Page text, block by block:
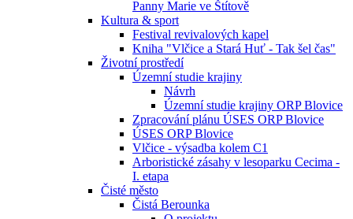
Panny Marie ve Štítově
Kultura & sport
Festival revivalových kapel
Kniha "Vlčice a Stará Huť - Tak šel čas"
Životní prostředí
Územní studie krajiny
Návrh
Územní studie krajiny ORP Blovice
Zpracování plánu ÚSES ORP Blovice
ÚSES ORP Blovice
Vlčice - výsadba kolem C1
Arboristické zásahy v lesoparku Cecima -
I. etapa
Čisté město
Čistá Berounka